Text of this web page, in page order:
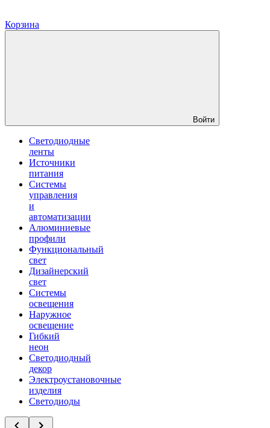
Корзина
Войти
Светодиодные
ленты
Источники
питания
Системы
управления
и
автоматизации
Алюминиевые
профили
Функциональный
свет
Дизайнерский
свет
Системы
освещения
Наружное
освещение
Гибкий
неон
Светодиодный
декор
Электроустановочные
изделия
Светодиоды